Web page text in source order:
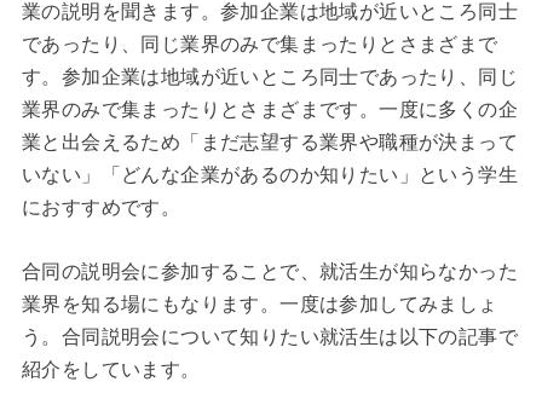
業の説明を聞きます。参加企業は地域が近いところ同士
であったり、同じ業界のみで集まったりとさまざまで
す。参加企業は地域が近いところ同士であったり、同じ
業界のみで集まったりとさまざまです。一度に多くの企
業と出会えるため「まだ志望する業界や職種が決まって
いない」「どんな企業があるのか知りたい」という学生
におすすめです。
合同の説明会に参加することで、就活生が知らなかった
業界を知る場にもなります。一度は参加してみましょ
う。合同説明会について知りたい就活生は以下の記事で
紹介をしています。